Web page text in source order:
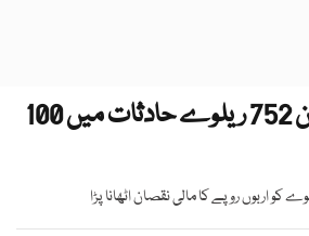
سات برس کے دوران 752 ریلوے حادثات میں 100
اربوں روپے کا مالی نقصان اٹھانا پڑا